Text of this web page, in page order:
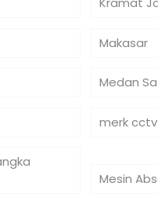
Makasar
Medan
merk
Mesin